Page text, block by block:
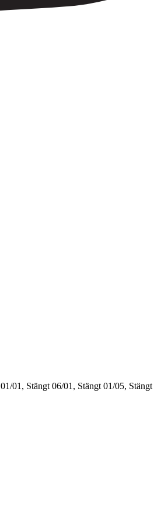
01/01, Stängt 06/01, Stängt 01/05, Stängt